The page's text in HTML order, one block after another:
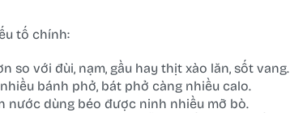
tố chính:
so với đùi, nạm, gầu hay thịt xào lăn, sốt vang.
bánh phở, bát phở càng nhiều calo.
nước dùng béo được ninh nhiều mỡ bò.